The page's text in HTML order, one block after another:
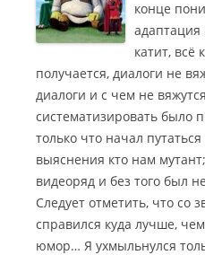
конце
адаптация
катит, всё
получается, диалоги не
диалоги и с чем не
систематизировать было
только что начал
выяснения кто нам
видеоряд и без того был
Следует отметить, что со
справился куда лучше,
юмор… Я ухмыльнулся